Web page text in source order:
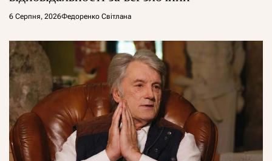
6 Серпня, 2026Федоренко Світлана